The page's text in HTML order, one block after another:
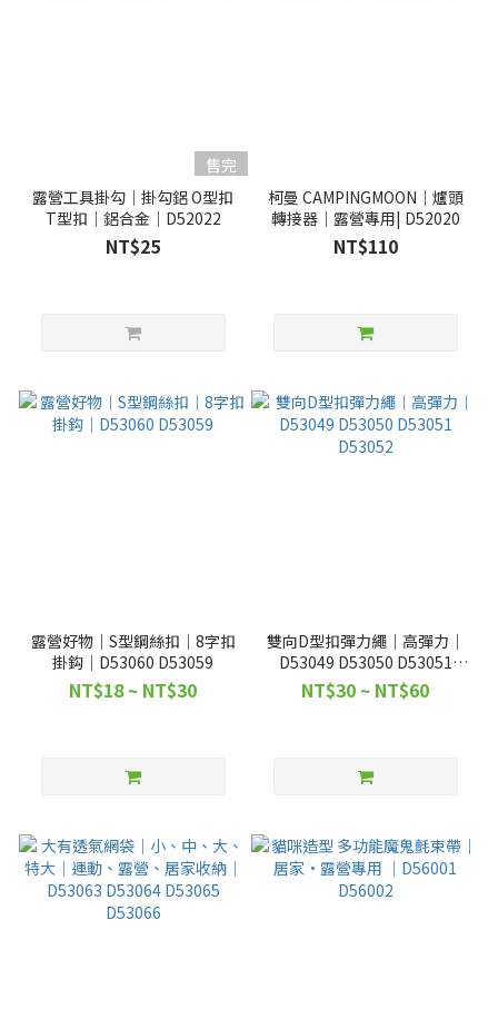
售完
露營工具掛勾｜掛勾鋁 O型扣
T型扣｜鋁合金｜D52022
NT$25
柯曼 CAMPINGMOON｜爐頭
轉接器｜露營專用| D52020
NT$110
露營好物｜S型鋼絲扣｜8字扣
掛鈎｜D53060 D53059
NT$18 ~ NT$30
雙向D型扣彈力繩｜高彈力｜
D53049 D53050 D53051
D53052
NT$30 ~ NT$60